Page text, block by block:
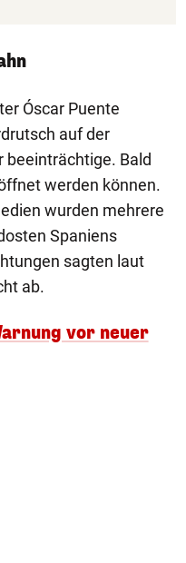
Óscar Puente
auf der
beeinträchtige. Bald
werden können.
wurden mehrere
Spaniens
sagten laut
ab.
vor neuer